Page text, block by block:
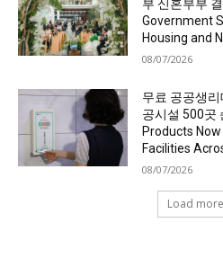
부 신혼부부
Government
Housing and
08/07/2026
무료 공공생리
공시설 500곳
Products
Facilities
08/07/2026
Load more